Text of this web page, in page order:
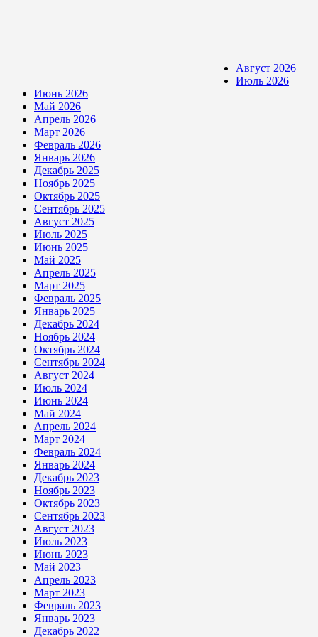
Август 2026
Июль 2026
Июнь 2026
Май 2026
Апрель 2026
Март 2026
Февраль 2026
Январь 2026
Декабрь 2025
Ноябрь 2025
Октябрь 2025
Сентябрь 2025
Август 2025
Июль 2025
Июнь 2025
Май 2025
Апрель 2025
Март 2025
Февраль 2025
Январь 2025
Декабрь 2024
Ноябрь 2024
Октябрь 2024
Сентябрь 2024
Август 2024
Июль 2024
Июнь 2024
Май 2024
Апрель 2024
Март 2024
Февраль 2024
Январь 2024
Декабрь 2023
Ноябрь 2023
Октябрь 2023
Сентябрь 2023
Август 2023
Июль 2023
Июнь 2023
Май 2023
Апрель 2023
Март 2023
Февраль 2023
Январь 2023
Декабрь 2022